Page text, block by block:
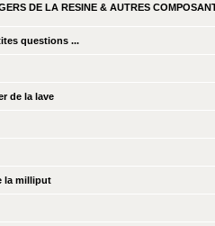
DE LA RESINE & AUTRES
questions ...
de la lave
la milliput